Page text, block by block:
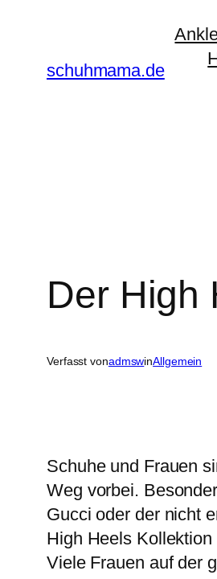
springenschuhmama.de
Der High
Verfasst vonadmswinAllgemein
Schuhe und Frauen
Weg vorbei.
Gucci oder der nicht
High Heels
Viele Frauen auf der